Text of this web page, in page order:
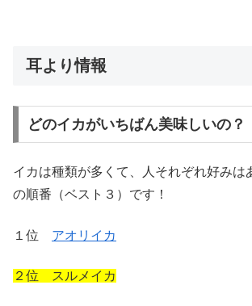
耳より情報
どのイカがいちばん美味しいの？
イカは種類が多くて、人それぞれ好みは
の順番（ベスト３）です！
１位 アオリイカ
２位 スルメイカ